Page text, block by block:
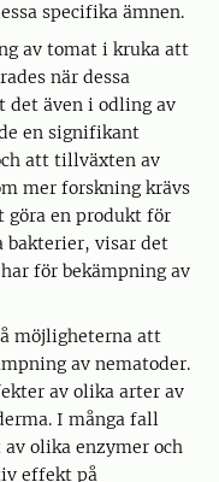
specifika ämnen.
av tomat i kruka att
när dessa
det även i odling av
en signifikant
att tillväxten av
mer forskning krävs
göra en produkt för
bakterier, visar det
för bekämpning av
möjligheterna att
av nematoder.
av olika arter av
I många fall
olika enzymer och
effekt på